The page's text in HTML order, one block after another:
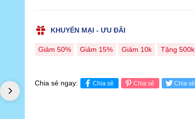
KHUYẾN MẠI - ƯU ĐÃI
Giảm 50% Giảm 15% Giảm 10k Tặng 500k
Chia sẻ ngay: Chia sẻ Chia sẻ Chia sẻ